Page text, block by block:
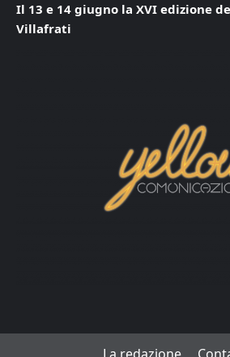
Il 13 e 14 giugno la XVI edizione
Villafrati